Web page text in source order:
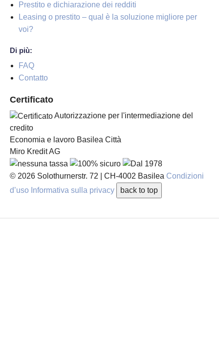
Prestito e dichiarazione dei redditi
Leasing o prestito – qual è la soluzione migliore per
voi?
Di più:
FAQ
Contatto
Certificato
Autorizzazione per l'intermediazione del
credito
Economia e lavoro Basilea Città
Miro Kredit AG
© 2026 Solothurnerstr. 72 CH-4002 Basilea Condizioni
d’uso Informativa sulla privacy back to top